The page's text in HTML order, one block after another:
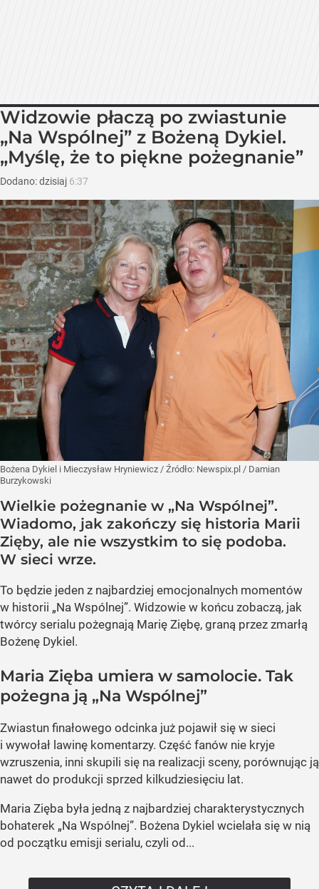
Widzowie płaczą po zwiastunie
„Na Wspólnej” z Bożeną Dykiel.
„Myślę, że to piękne pożegnanie”
Dodano:dzisiaj 6:37
Bożena Dykiel i Mieczysław Hryniewicz / Źródło: Newspix.pl / Damian
Burzykowski
Wielkie pożegnanie w „Na Wspólnej”.
Wiadomo, jak zakończy się historia Marii
Zięby, ale nie wszystkim to się podoba.
W sieci wrze.
To będzie jeden z najbardziej emocjonalnych momentów
w historii „Na Wspólnej”. Widzowie w końcu zobaczą, jak
twórcy serialu pożegnają Marię Ziębę, graną przez zmarłą
Bożenę Dykiel.
Maria Zięba umiera w samolocie. Tak
pożegna ją „Na Wspólnej”
Zwiastun finałowego odcinka już pojawił się w sieci
i wywołał lawinę komentarzy. Część fanów nie kryje
wzruszenia, inni skupili się na realizacji sceny, porównując ją
nawet do produkcji sprzed kilkudziesięciu lat.
Maria Zięba była jedną z najbardziej charakterystycznych
bohaterek „Na Wspólnej”. Bożena Dykiel wcielała się w nią
od początku emisji serialu, czyli od...